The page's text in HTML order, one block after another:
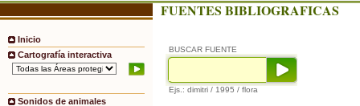
Inicio
Cartografía interactiva
Sonidos de animales
FUENTES BIBLIOGRAFICAS
BUSCAR FUENTE
Ejs.: dimitri / 1995 / flora